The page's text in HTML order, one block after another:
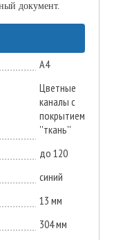
документ.
А4
Цветные
каналы с
покрытием
''ткань''
до 120
синий
13 мм
304 мм